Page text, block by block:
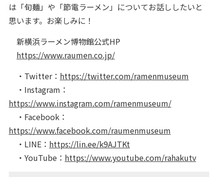
は「旬麺」や「節電ラーメン」についてお話ししたいと
思います。お楽しみに！
新横浜ラーメン博物館公式HP
https://www.raumen.co.jp/
・Twitter： https://twitter.com/ramenmuseum
・Instagram：
https://www.instagram.com/ramenmuseum/
・Facebook：
https://www.facebook.com/raumenmuseum
・LINE： https://lin.ee/k9AJTKt
・YouTube： https://www.youtube.com/rahakutv